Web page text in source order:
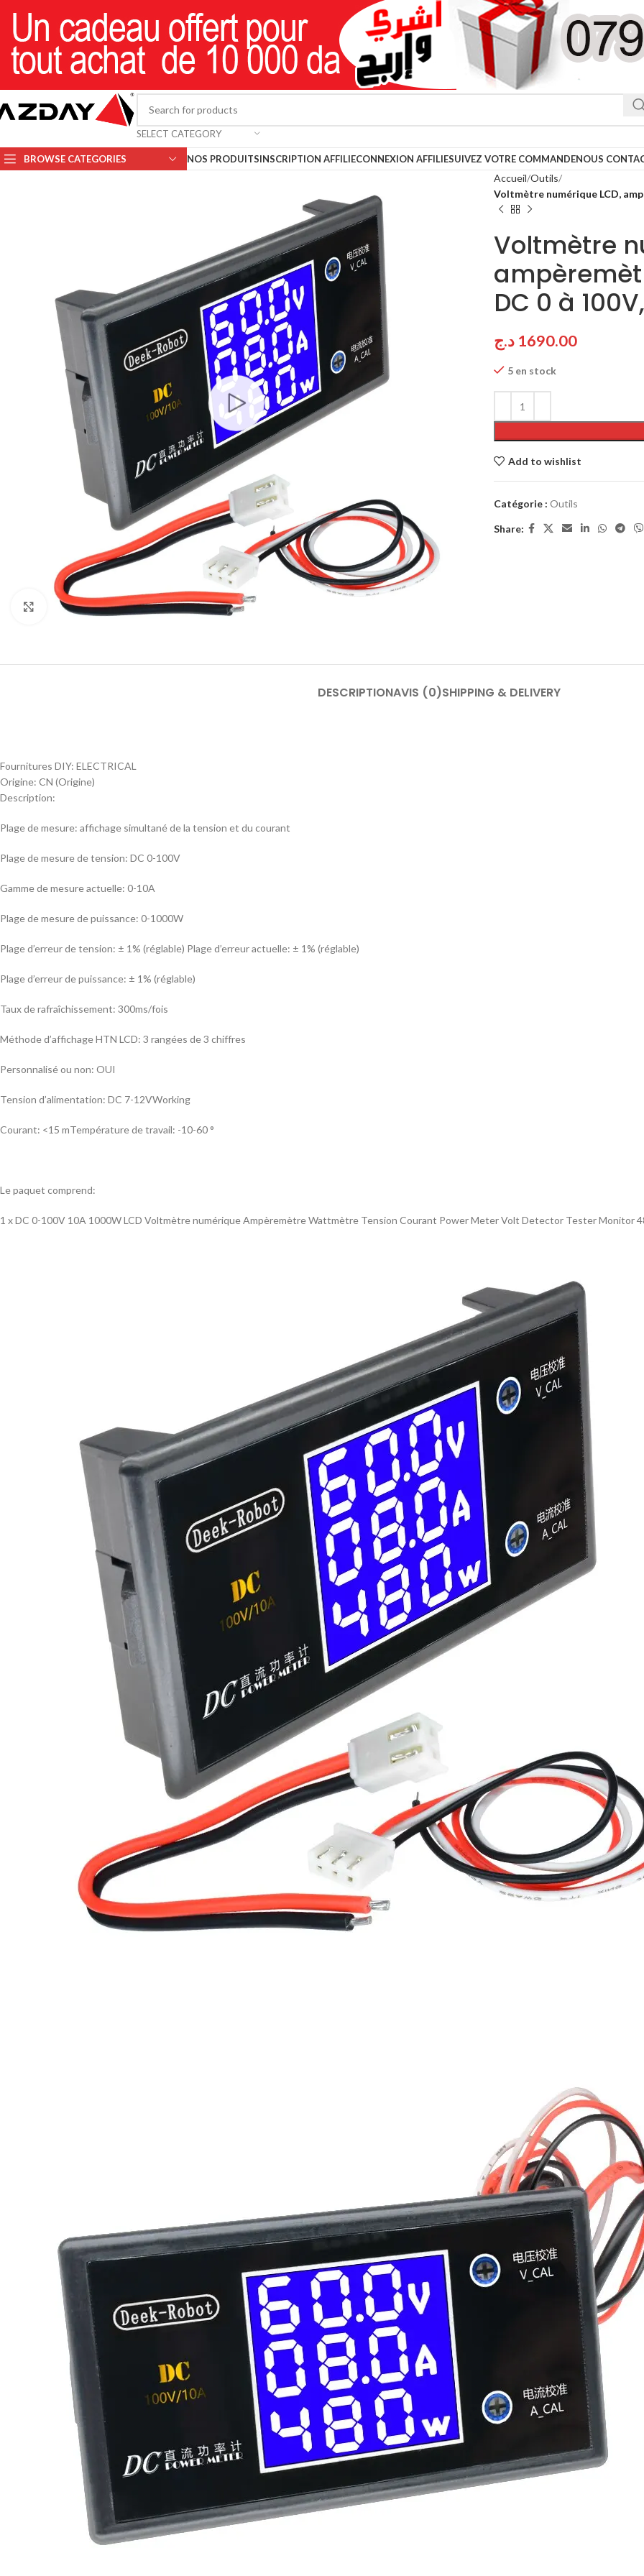
SELECT CATEGORY
BROWSE CATEGORIES NOS PRODUITSINSCRIPTION AFFILIECONNEXION AFFILIESUIVEZ VOTRE COMMANDENOUS
Click to enlarge
Accueil Outils
Voltmètre numérique LCD,
Voltmètre
DC 0 à
1690.00 د.ج
5 en stock
Add to wishlist
Catégorie : Outils
Share:
DESCRIPTIONAVIS (0)SHIPPING & DELIVERY
Fournitures DIY: ELECTRICAL
Origine: CN (Origine)
Description:
Plage de mesure: affichage simultané de la tension et du courant
Plage de mesure de tension: DC 0-100V
Gamme de mesure actuelle: 0-10A
Plage de mesure de puissance: 0-1000W
Plage d’erreur de tension: ± 1% (réglable) Plage d’erreur actuelle: ± 1% (réglable)
Plage d’erreur de puissance: ± 1% (réglable)
Taux de rafraîchissement: 300ms/fois
Méthode d’affichage HTN LCD: 3 rangées de 3 chiffres
Personnalisé ou non: OUI
Tension d’alimentation: DC 7-12VWorking
Courant: <15 mTempérature de travail: -10-60 °
Le paquet comprend:
1 x DC 0-100V 10A 1000W LCD Voltmètre numérique Ampèremètre Wattmètre Tension Courant Power Meter Volt Detector Tester Monitor